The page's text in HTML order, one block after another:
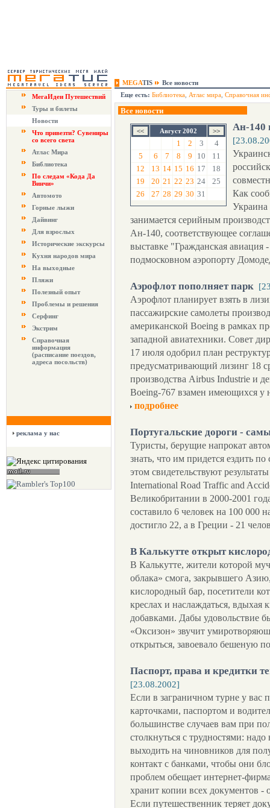
MEGATIS
Все новости
МегаИдеи Путешествий
Туры и билеты
Новости
Что привезти? Сувениры
со всего света
Атлас Мира
Библиотека
По следам «Кода Да
Винчи»
Автомото
Горные лыжи
Дайвинг
Для взрослых
Исторические экскурсы
Кухня народов мира
На выходные
Пляжи
Полезный опыт
Проблемы и решения
Серфинг
Экстрим
Справочная
информация
(расписание поездов,
адреса посольств)
реклама у нас
Еще есть: Библиотека Атлас мира Справочная
Все новости
Август 2002
1 2 3
4
5
6 7 8 9 10
11
12
13 14 15 16 17
18
19
20 21 22 23 24
25
26
27 28 29 30 31
Ан-140
Как
Украина
занимается серийным
Ан-140, соответствующее
выставке "Гражданская авиация
подмосковном аэропорту
Аэрофлот пополняет парк
Аэрофлот планирует взять в
пассажирские самолеты
американской Boeing в рамках
западной авиатехники. Совет
17 июля одобрил план
предусматривающий лизинг 18
производства Airbus Industrie и
Boeing-767 взамен имеющихся у
подробнее
Португальские дороги -
Туристы, берущие напрокат
знать, что им придется ездить
этом свидетельствуют
International Road Traffic and
Великобритании в 2000-2001
составило 6 человек на 100 000
достигло 22, а в Греции - 21
В Калькутте открыт
В Калькутте, жители которой
облака» смога, закрывшего
кислородный бар, посетители
креслах и наслаждаться, вдыхая
добавками. Дабы удовольствие
«Оксизон» звучит
открыться, завоевало бешеную
Паспорт, права и кредитки
[23.08.2002]
Если в заграничном турне у вас
карточками, паспортом и
большинстве случаев вам при
столкнуться с трудностями:
выходить на чиновников для
контакт с банками, чтобы они
проблем обещает интернет-
хранит копии всех документов -
Если путешественник теряет